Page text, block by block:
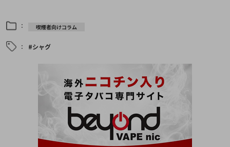
： 喫煙者向けコラム
： #シャグ